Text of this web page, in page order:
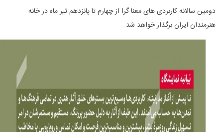
دومین سالانه کاربردی های معنا گرا از چهارم تا پانزدهم تیر ماه در خانه
هنرمندان ایران برگذار خواهد شد.